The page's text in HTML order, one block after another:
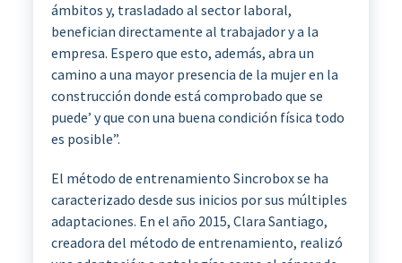
ámbitos y, trasladado al sector laboral,
benefician directamente al trabajador y a la
empresa. Espero que esto, además, abra un
camino a una mayor presencia de la mujer en la
construcción donde está comprobado que se
puede’ y que con una buena condición física todo
es posible”.
El método de entrenamiento Sincrobox se ha
caracterizado desde sus inicios por sus múltiples
adaptaciones. En el año 2015, Clara Santiago,
creadora del método de entrenamiento, realizó